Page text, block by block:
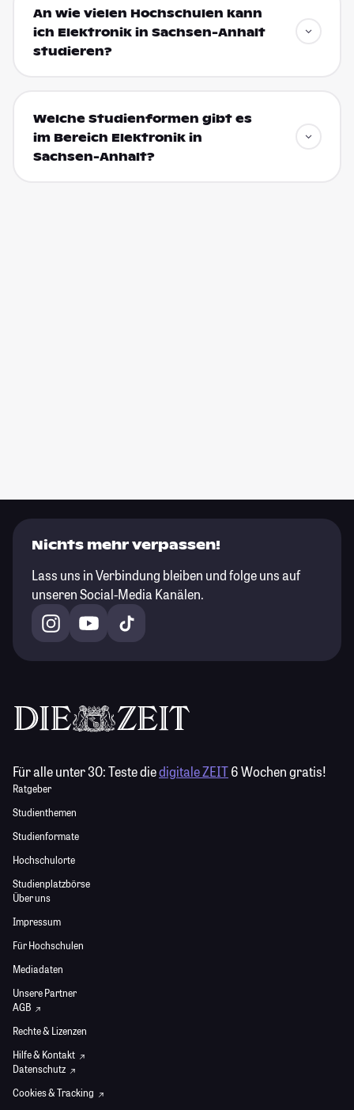
An wie vielen Hochschulen kann
ich Elektronik in Sachsen-Anhalt
studieren?
Welche Studienformen gibt es
im Bereich Elektronik in
Sachsen-Anhalt?
Nichts mehr verpassen!
Lass uns in Verbindung bleiben und folge uns auf
unseren Social-Media Kanälen.
Für alle unter 30:Teste diedigitale ZEIT6 Wochen gratis!
Ratgeber
Studienthemen
Studienformate
Hochschulorte
Studienplatzbörse
Über uns
Impressum
Für Hochschulen
Mediadaten
Unsere Partner
AGB
Rechte & Lizenzen
Hilfe & Kontakt
Datenschutz
Cookies & Tracking